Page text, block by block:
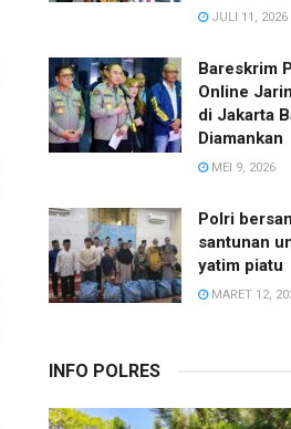
JULI 11, 2026
Bareskrim
Online
di Jakarta
Diamankan
MEI 9, 2026
Polri
santunan
yatim piatu
MARET 12,
INFO POLRES